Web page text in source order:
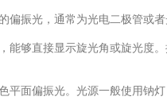
振光，通常为光电二极管或者
够直接显示旋光角或旋光度。
面偏振光。光源一般使用钠灯